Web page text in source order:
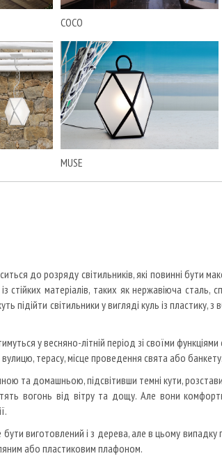
COCO
MUSE
до розряду світильників, які повинні бути
стійких матеріалів, таких як нержавіюча
підійти світильники у вигляді куль із
у весняно-літній період зі своїми функціями
терасу, місце проведення свята або
та домашньою, підсвітивши темні кути,
вогонь від вітру та дощу. Але вони
виготовлений і з дерева, але в цьому
або пластиковим плафоном.